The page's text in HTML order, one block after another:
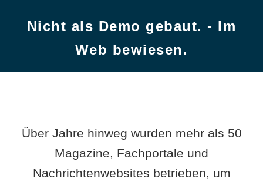
Nicht als Demo gebaut. - Im
Web bewiesen.
Über Jahre hinweg wurden mehr als 50
Magazine, Fachportale und
Nachrichtenwebsites betrieben, um